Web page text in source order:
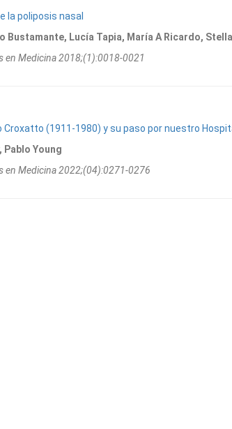
la poliposis nasal
Bustamante, Lucía Tapia, María A Ricardo,
en Medicina 2018;(1):0018-0021
Croxatto (1911-1980) y su paso por nuestro
Pablo Young
en Medicina 2022;(04):0271-0276